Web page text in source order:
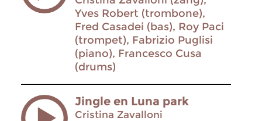
Yves Robert (trombone),
Fred Casadei (bas), Roy Paci
(trompet), Fabrizio Puglisi
(piano), Francesco Cusa
(drums)
Jingle en Luna park
Cristina Zavalloni